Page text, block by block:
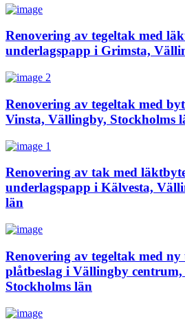
Renovering av tegeltak med
underlagspapp i Grimsta,
Renovering av tegeltak med
Vinsta, Vällingby, Stockholms
Renovering av tak med
underlagspapp i Kälvesta,
län
Renovering av tegeltak med
plåtbeslag i Vällingby
Stockholms län